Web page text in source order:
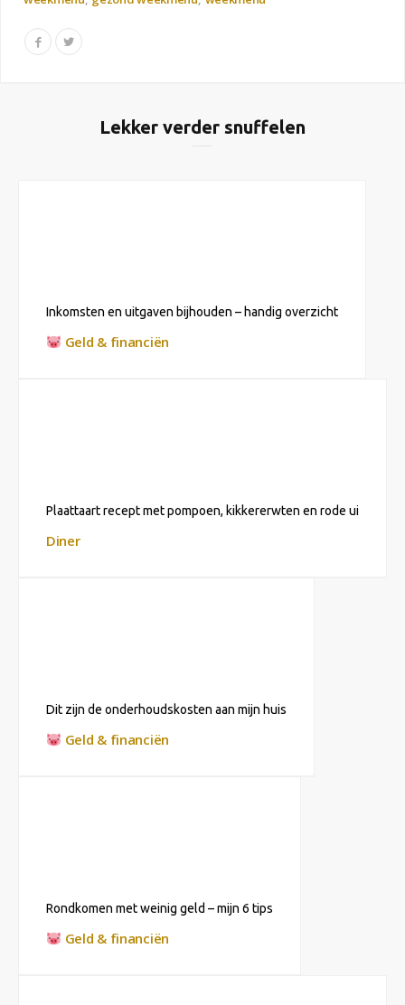
Lekker verder snuffelen
Inkomsten en uitgaven bijhouden – handig overzicht
Geld & financiën
Plaattaart recept met pompoen, kikkererwten en rode ui
Diner
Dit zijn de onderhoudskosten aan mijn huis
Geld & financiën
Rondkomen met weinig geld – mijn 6 tips
Geld & financiën